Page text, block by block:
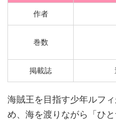
作者
巻数
掲載誌
海賊王を目指す少年ルフ
め、海を渡りながら「ひ